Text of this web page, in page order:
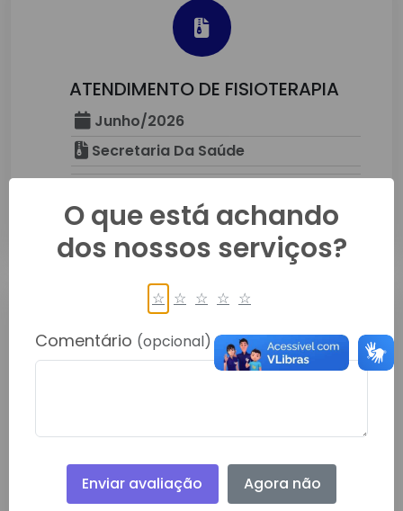
ATENDIMENTO DE FISIOTERAPIA
Junho/2026
Secretaria Da Saúde
Detalhes
DA FARMÁCIA BÁSICA
Junho/2026
Secretaria Da Saúde
O que está achando
dos nossos serviços?
☆ ☆ ☆ ☆ ☆
Comentário (opcional)
Enviar avaliação Agora não